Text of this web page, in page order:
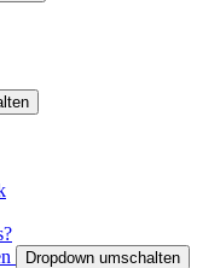
Dropdown umschalten